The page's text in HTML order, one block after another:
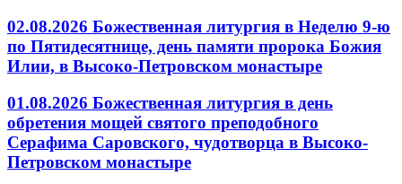
02.08.2026 Божественная литургия в Неделю 9-ю
по Пятидесятнице, день памяти пророка Божия
Илии, в Высоко-Петровском монастыре
01.08.2026 Божественная литургия в день
обретения мощей святого преподобного
Серафима Саровского, чудотворца в Высоко-
Петровском монастыре